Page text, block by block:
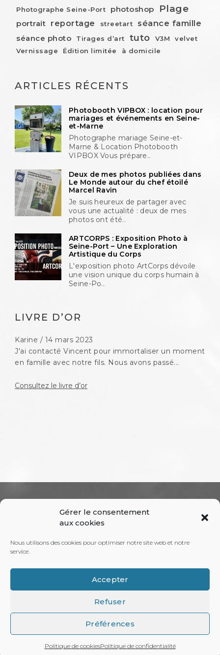
Gérer le consentement
aux cookies
Nous utilisons des cookies pour optimiser notre site web et notre
service.
Accepter
Refuser
Préférences
Politique de cookiesPolitique de confidentialité
Photographe Seine-Port
photoshop Plage
portrait reportage streetart séance famille
séance photo Tirages d’art tuto V3M
velvet
Vernissage
Édition limitée à domicile
ARTICLES RÉCENTS
Photobooth VIPBOX : location pour
mariages et événements en Seine-
et-Marne
Photographe mariage Seine-et-
Marne & Location Photobooth
VIPBOX Vous prépare..
Deux de mes photos publiées dans
Le Monde autour du chef étoilé
Marcel Ravin
Je suis heureux de partager avec
vous une actualité : deux de mes
photos ont été..
ARTCORPS : Exposition Photo à
Seine-Port – Une Exploration
Artistique du Corps
L'exposition photo ArtCorps dévoile
une vision unique du corps humain à
Seine-Po..
LIVRE D’OR
Karine / 14 mars 2023
J'ai contacté Vincent pour immortaliser un moment
en famille avec notre fils. Nous avons passé...
Consultez le livre d’or
RECHERCHE
©VINCEWLKR 2024 / SIRET:
POLITIQUE DE CONFIDENTIALITÉ
Je vous réponds en direct.
Open